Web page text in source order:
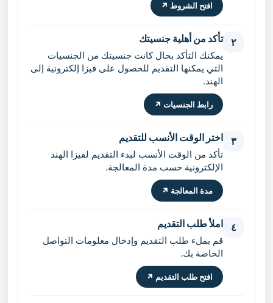
افتح الشروط ↗
٢ تأكد من أهلية جنسيتك
يمكنك التأكد بحال كانت جنسيتك من الجنسيات
التي يمكنها التقديم للحصول على فيزا إلكترونية إلى
الهند.
رابط الجنسيات ↗
٣ اختر الوقت الأنسب للتقديم
تأكد من الوقت الأنسب لبدء التقديم لفيزا الهند
الإلكترونية حسب مدة المعالجة.
مدة المعالجة ↗
٤ املأ طلب التقديم
قم بملء طلب التقديم وإدخال معلومات التواصل
الخاصة بك.
افتح طلب التقديم ↗